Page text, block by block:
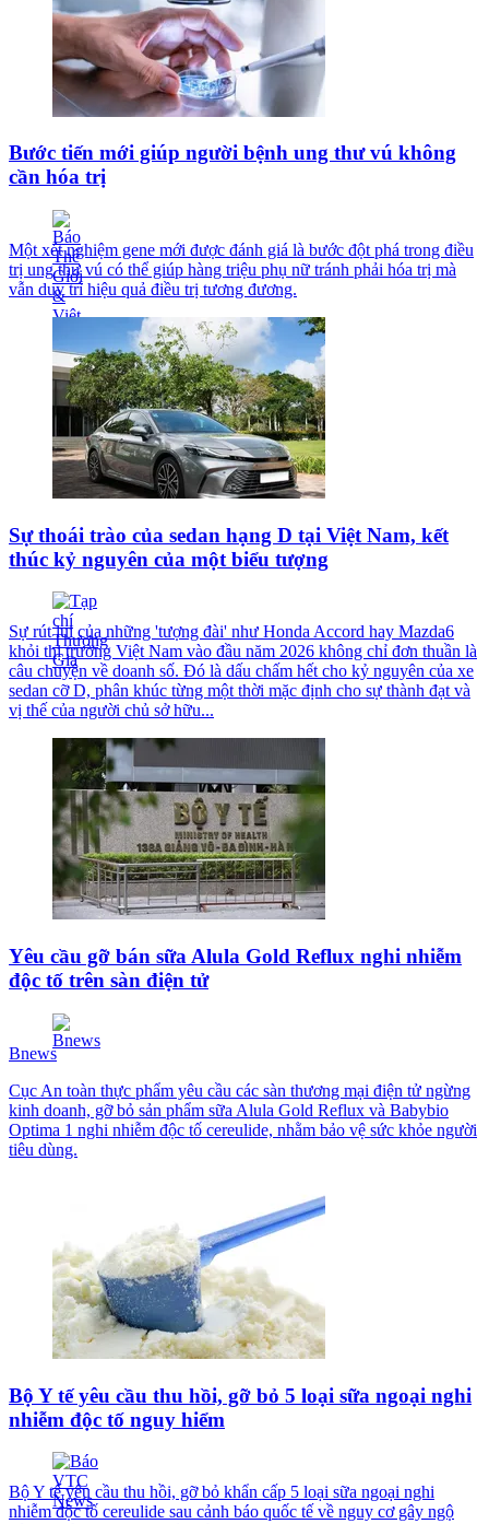
Bước tiến mới giúp người bệnh ung thư vú không
cần hóa trị
Một xét nghiệm gene mới được đánh giá là bước đột phá trong điều
trị ung thư vú có thể giúp hàng triệu phụ nữ tránh phải hóa trị mà
vẫn duy trì hiệu quả điều trị tương đương.
Sự thoái trào của sedan hạng D tại Việt Nam, kết
thúc kỷ nguyên của một biểu tượng
Sự rút lui của những 'tượng đài' như Honda Accord hay Mazda6
khỏi thị trường Việt Nam vào đầu năm 2026 không chỉ đơn thuần là
câu chuyện về doanh số. Đó là dấu chấm hết cho kỷ nguyên của xe
sedan cỡ D, phân khúc từng một thời mặc định cho sự thành đạt và
vị thế của người chủ sở hữu...
Yêu cầu gỡ bán sữa Alula Gold Reflux nghi nhiễm
độc tố trên sàn điện tử
Bnews
Cục An toàn thực phẩm yêu cầu các sàn thương mại điện tử ngừng
kinh doanh, gỡ bỏ sản phẩm sữa Alula Gold Reflux và Babybio
Optima 1 nghi nhiễm độc tố cereulide, nhằm bảo vệ sức khỏe người
tiêu dùng.
Bộ Y tế yêu cầu thu hồi, gỡ bỏ 5 loại sữa ngoại nghi
nhiễm độc tố nguy hiểm
Bộ Y tế yêu cầu thu hồi, gỡ bỏ khẩn cấp 5 loại sữa ngoại nghi
nhiễm độc tố cereulide sau cảnh báo quốc tế về nguy cơ gây ngộ